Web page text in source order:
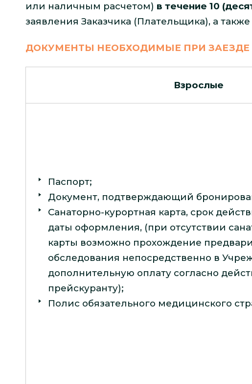
или наличным расчетом) в течение 10
заявления Заказчика (Плательщика), а
ДОКУМЕНТЫ НЕОБХОДИМЫЕ ПРИ ЗАЕЗДЕ
Взрослые
Паспорт;
Документ, подтверждающий
Санаторно-курортная карта, срок
даты оформления, (при отсутствии
карты возможно прохождение
обследования непосредственно в
дополнительную оплату согласно
прейскуранту);
Полис обязательного медицинского